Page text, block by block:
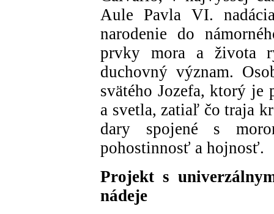
Aule Pavla VI.
narodenie do
prvky mora a života
duchovný význam.
svätého Jozefa, ktorý je
a svetla, zatiaľ čo traja
dary spojené s
pohostinnosť a hojnosť.
Projekt s
nádeje